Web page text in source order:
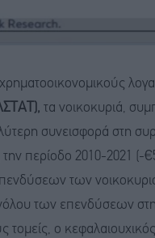
τα νοικοκυριά,
συνεισφορά στη
την περίοδο 2010-2021
των
των επενδύσεων
τομείς, ο